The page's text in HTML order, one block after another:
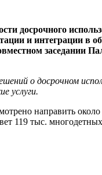
досрочного
и интеграции
заседании
о досрочном
услуги.
направить
119 тыс.